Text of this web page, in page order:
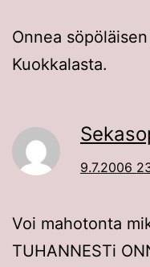
Onnea
Kuokkalasta.
9.7.2006
Voi mahotonta
TUHANNESTi